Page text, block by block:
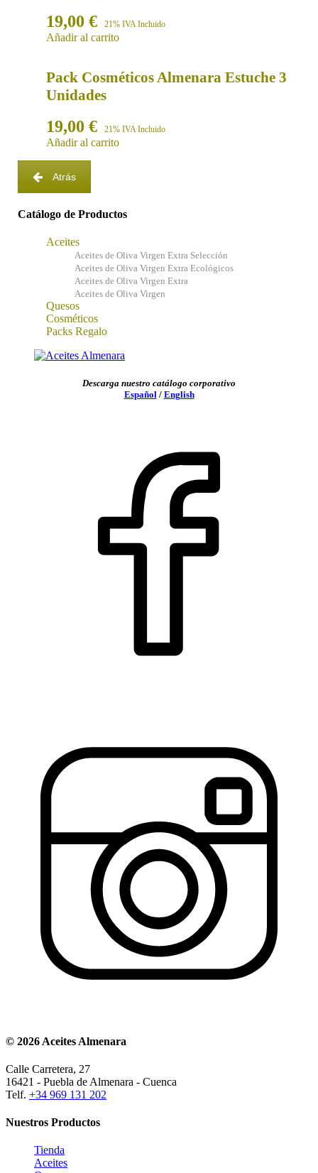
19,00€ 21% IVA Incluido
Añadir al carrito
Pack Cosméticos Almenara Estuche 3
Unidades
19,00€ 21% IVA Incluido
Añadir al carrito
Atrás
Catálogo de Productos
Aceites
Aceites de Oliva Virgen Extra Selección
Aceites de Oliva Virgen Extra Ecológicos
Aceites de Oliva Virgen Extra
Aceites de Oliva Virgen
Quesos
Cosméticos
Packs Regalo
Descarga nuestro catálogo corporativo
Español/ English
© 2026 Aceites Almenara
Calle Carretera, 27
16421 - Puebla de Almenara - Cuenca
Telf. +34 969 131 202
Nuestros Productos
Tienda
Aceites